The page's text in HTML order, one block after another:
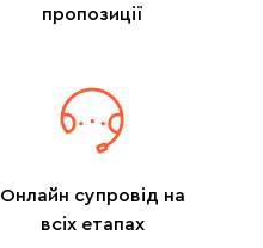
пропозиції
Онлайн супровід на
всіх етапах